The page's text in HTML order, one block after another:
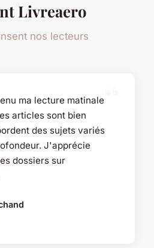
Livreaero
nos lecteurs
ma lecture matinale
articles sont bien
des sujets variés
J'apprécie
dossiers sur